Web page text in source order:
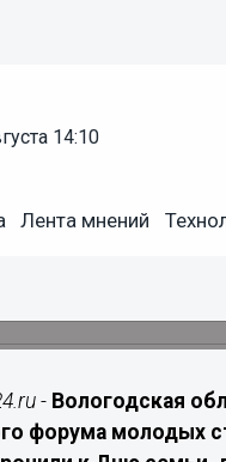
14:10
Лента мнений
со
- Вологодская
форума молодых